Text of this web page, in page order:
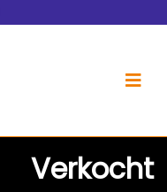
Verkocht